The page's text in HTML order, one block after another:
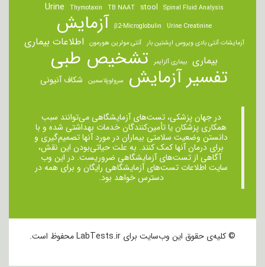
Spinal Fluid Analysis
stool
TB NAAT
Thymotaxin
Urine
Urine Creatinine
β2-Microglobulin آزمایش
آزمایشات آنتی بادی ویروس اپشتین بار آنتی مولرین هورمون اطلاعات بیماری
بیماری بیماری آلزایمر تشخیص طبی
تفسیر آزمایش سرولوپلاسمین شکاف آنیونی
در جهان پزشکی، تست‌های آزمایشگاهی می‌توانند سبب
همکاری پزشکان یا تأمین‌کنندگان خدمات بهداشتی شده و با
دانستن وضعیت سلامتی بیماران در مورد آنها تصمیم‌گیری و
برای درمان ‌آنها کمک کنند. به علت حیاتی‌بودن این نقش،
آگاهی از تست‌های آزمایشگاهی ضروریست. در این وب
سایت اطلاعات تست‌های آزمایشگاهی رایگان و برای همه در
دسترس خواهد بود.
© کلیه‌ی حقوق این وب‌سایت برای LabTests.ir محفوظ است.